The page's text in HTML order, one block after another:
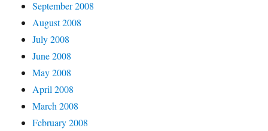
September 2008
August 2008
July 2008
June 2008
May 2008
April 2008
March 2008
February 2008